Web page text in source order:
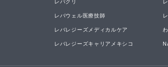
レバクリ
レバウェル医療技師
レバレジーズメディカルケア
レバレジーズキャリアメキシコ